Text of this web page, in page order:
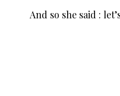
And so she said :